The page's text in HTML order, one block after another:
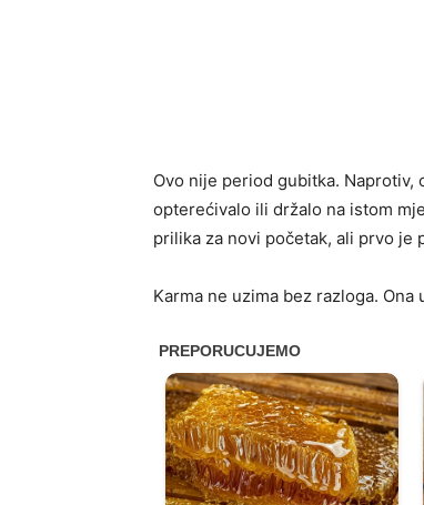
Ovo nije period gubitka. Naprotiv,
opterećivalo ili držalo na istom
prilika za novi početak, ali prvo
Karma ne uzima bez razloga.